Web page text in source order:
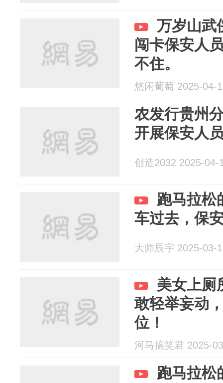
万岁山武
闯卡保安人
不住。
悠闲葡萄 2025-04-
农发行贵州
开展保安人
创造2032 2025-04-
跑马拉松
车过去，保
大帅辰宇 2025-03-
美女上厕
敢轻举妄动
位！
河马搞笑君 2025-
跑马拉松